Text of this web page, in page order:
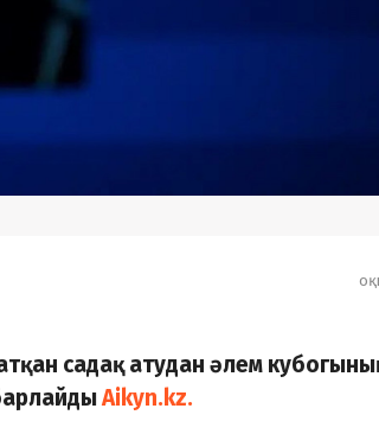
садақ атудан әлем
Aikyn.kz.